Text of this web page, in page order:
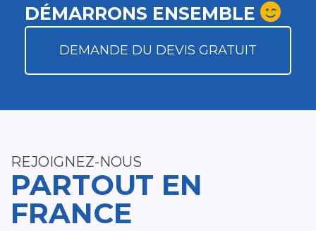
DÉMARRONS ENSEMBLE
DEMANDE DU DEVIS GRATUIT
REJOIGNEZ-NOUS
PARTOUT EN
FRANCE